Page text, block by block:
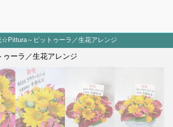
～ピットゥーラ／生花アレンジ
ーラ／生花アレンジ